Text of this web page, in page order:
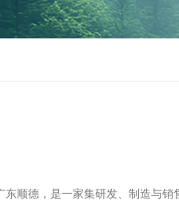
顺德，是一家集研发、制造与